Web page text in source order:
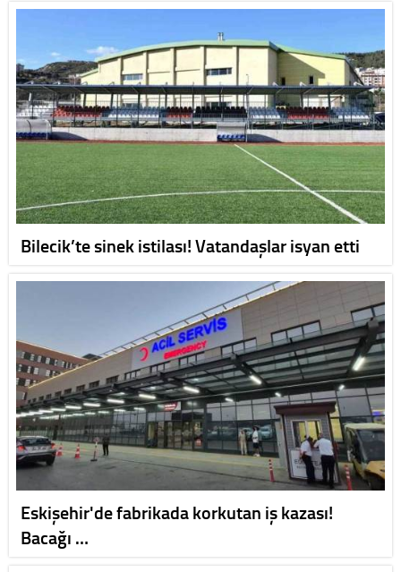
Bilecik’te sinek istilası! Vatandaşlar isyan etti
Eskişehir'de fabrikada korkutan iş kazası!
Bacağı …